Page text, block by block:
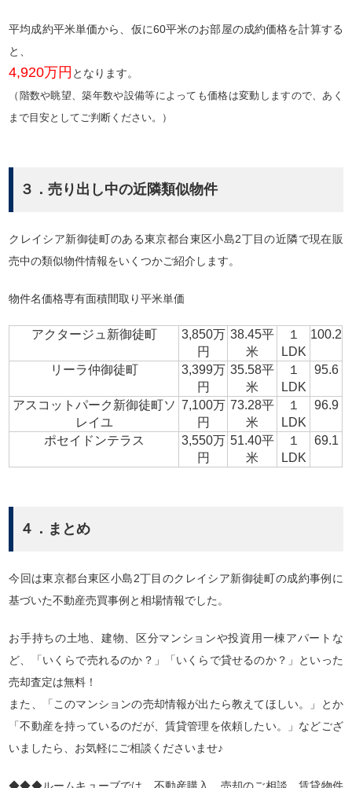
平均成約平米単価から、仮に60平米のお部屋の成約価格を計算する
と、
4,920万円 となります。
（階数や眺望、築年数や設備等によっても価格は変動しますので、あく
まで目安としてご判断ください。）
３．売り出し中の近隣類似物件
クレイシア新御徒町のある東京都台東区小島2丁目の近隣で現在販
売中の類似物件情報をいくつかご紹介します。
物件名価格専有面積間取り平米単価
アクタージュ新御徒町
3,850万
円
38.45平
米
１
LDK
100.2
リーラ仲御徒町
3,399万
円
35.58平
米
１
LDK
95.6
アスコットパーク新御徒町ソ
レイユ
7,100万
円
73.28平
米
１
LDK
96.9
ポセイドンテラス
3,550万
円
51.40平
米
１
LDK
69.1
４．まとめ
今回は東京都台東区小島2丁目のクレイシア新御徒町の成約事例に
基づいた不動産売買事例と相場情報でした。
お手持ちの土地、建物、区分マンションや投資用一棟アパートな
ど、「いくらで売れるのか？」「いくらで貸せるのか？」といった
売却査定は無料！
また、「このマンションの売却情報が出たら教えてほしい。」とか
「不動産を持っているのだが、賃貸管理を依頼したい。」などござ
いましたら、お気軽にご相談くださいませ♪
◆◆◆ルームキューブでは、不動産購入、売却のご相談、賃貸物件